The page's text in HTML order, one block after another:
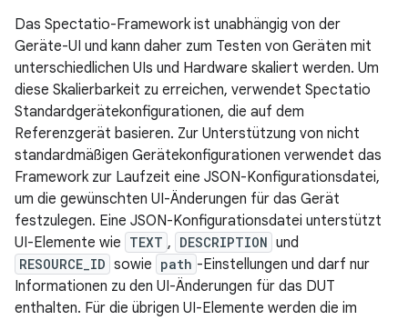
Das Spectatio-Framework ist unabhängig von der
Geräte-UI und kann daher zum Testen von Geräten mit
unterschiedlichen UIs und Hardware skaliert werden. Um
diese Skalierbarkeit zu erreichen, verwendet Spectatio
Standardgerätekonfigurationen, die auf dem
Referenzgerät basieren. Zur Unterstützung von nicht
standardmäßigen Gerätekonfigurationen verwendet das
Framework zur Laufzeit eine JSON-Konfigurationsdatei,
um die gewünschten UI-Änderungen für das Gerät
festzulegen. Eine JSON-Konfigurationsdatei unterstützt
UI-Elemente wie TEXT , DESCRIPTION und
RESOURCE_ID sowie path -Einstellungen und darf nur
Informationen zu den UI-Änderungen für das DUT
enthalten. Für die übrigen UI-Elemente werden die im